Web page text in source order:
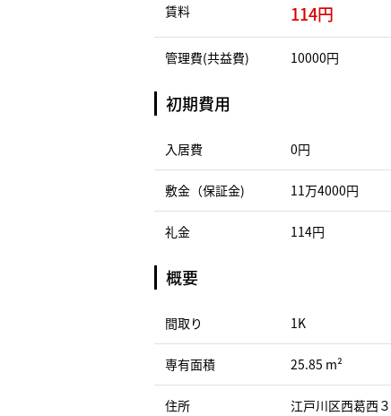
賃料 114円
管理費(共益費) 10000円
初期費用
入居費 0円
敷金（保証金) 11万4000円
礼金 114円
概要
間取り 1K
専有面積 25.85 m²
住所 江戸川区西葛西